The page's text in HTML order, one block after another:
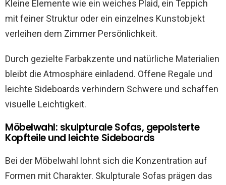
Kleine Elemente wie ein weiches Plaid, ein Teppich
mit feiner Struktur oder ein einzelnes Kunstobjekt
verleihen dem Zimmer Persönlichkeit.
Durch gezielte Farbakzente und natürliche Materialien
bleibt die Atmosphäre einladend. Offene Regale und
leichte Sideboards verhindern Schwere und schaffen
visuelle Leichtigkeit.
Möbelwahl: skulpturale Sofas, gepolsterte
Kopfteile und leichte Sideboards
Bei der Möbelwahl lohnt sich die Konzentration auf
Formen mit Charakter. Skulpturale Sofas prägen das